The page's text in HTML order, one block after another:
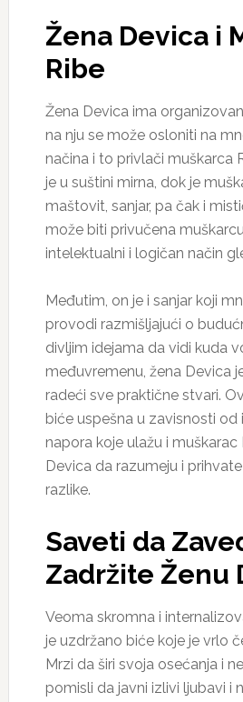
Žena Devica i
Ribe
Žena Devica ima
na nju se može osloniti na
načina i to privlači muškarca
je u suštini mirna, dok je
maštovit, sanjar, pa čak i
može biti privučena
intelektualni i logičan način
Međutim, on je i sanjar koji
provodi razmišljajući o
divljim idejama da vidi kuda
međuvremenu, žena Devica
radeći sve praktične stvari.
biće uspešna u zavisnosti
napora koje ulažu i muškarac
Devica da razumeju i
razlike.
Saveti da
Zadržite Ženu
Veoma skromna i
je uzdržano biće koje je vrlo
Mrzi da širi svoja osećanja i
pomisli da javni izlivi ljubavi i